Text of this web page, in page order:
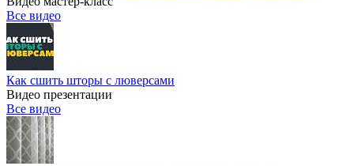
Все видео
Как сшить шторы с люверсами
Видео презентации
Все видео